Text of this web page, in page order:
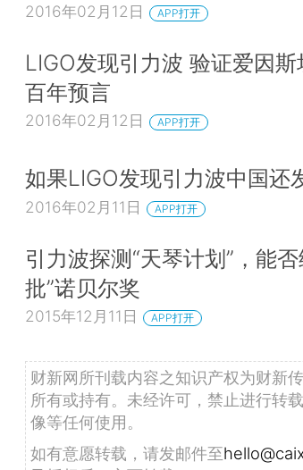
2016年02月12日 APP打开
LIGO发现引力波 验证爱因斯
百年预言
2016年02月12日 APP打开
如果LIGO发现引力波中国还
2016年02月11日 APP打开
引力波探测“天琴计划”，能
批”诺贝尔奖
2015年12月11日 APP打开
财新网所刊载内容之知识产权为财新
所有或持有。未经许可，禁止进行转
像等任何使用。
如有意愿转载，请发邮件至